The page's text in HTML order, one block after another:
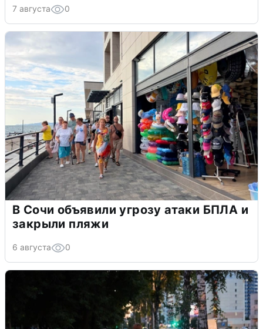
7 августа 0
В Сочи объявили угрозу атаки БПЛА и
закрыли пляжи
6 августа 0